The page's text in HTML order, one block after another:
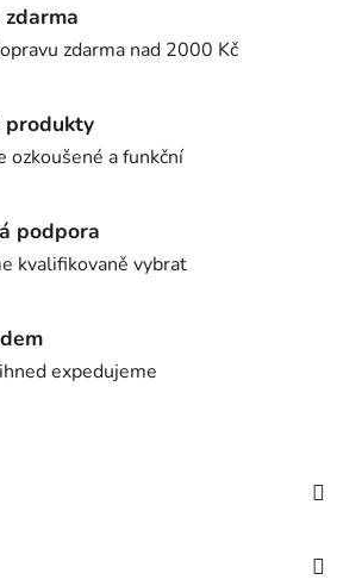
zdarma nad 2000 Kč
produkty
ozkoušené a funkční
podpora
kvalifikovaně vybrat
expedujeme